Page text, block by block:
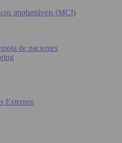
implantáveis (MCI)
de pacientes
Externos